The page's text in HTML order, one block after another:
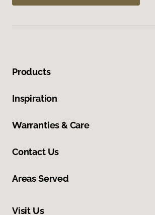
Products
Inspiration
Warranties & Care
Contact Us
Areas Served
Visit Us